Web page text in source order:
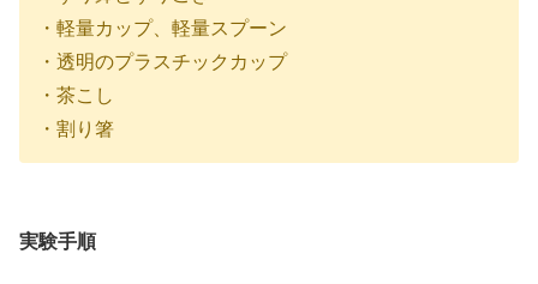
・軽量カップ、軽量スプーン
・透明のプラスチックカップ
・茶こし
・割り箸
実験手順